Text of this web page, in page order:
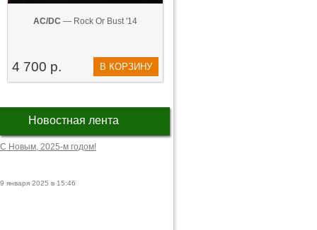
AC/DC — Rock Or Bust '14
4 700 р. В КОРЗИНУ
Новостная лента
С Новым, 2025-м годом!
9 января 2025 в 15:46